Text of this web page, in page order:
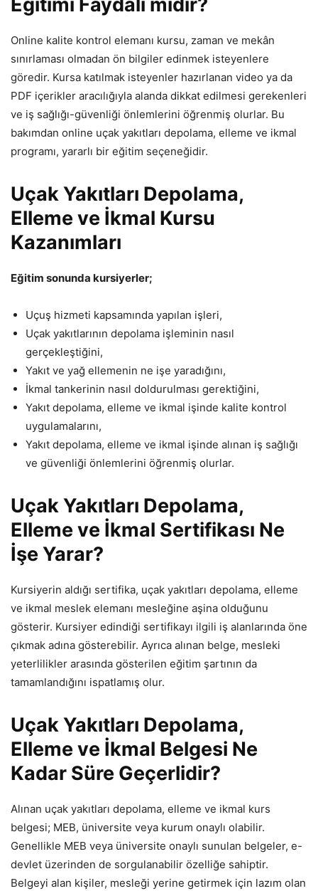
Eğitimi Faydalı mıdır?
Online kalite kontrol elemanı kursu, zaman ve mekân
sınırlaması olmadan ön bilgiler edinmek isteyenlere
göredir. Kursa katılmak isteyenler hazırlanan video ya da
PDF içerikler aracılığıyla alanda dikkat edilmesi gerekenleri
ve iş sağlığı-güvenliği önlemlerini öğrenmiş olurlar. Bu
bakımdan online uçak yakıtları depolama, elleme ve ikmal
programı, yararlı bir eğitim seçeneğidir.
Uçak Yakıtları Depolama,
Elleme ve İkmal Kursu
Kazanımları
Eğitim sonunda kursiyerler;
Uçuş hizmeti kapsamında yapılan işleri,
Uçak yakıtlarının depolama işleminin nasıl
gerçekleştiğini,
Yakıt ve yağ ellemenin ne işe yaradığını,
İkmal tankerinin nasıl doldurulması gerektiğini,
Yakıt depolama, elleme ve ikmal işinde kalite kontrol
uygulamalarını,
Yakıt depolama, elleme ve ikmal işinde alınan iş sağlığı
ve güvenliği önlemlerini öğrenmiş olurlar.
Uçak Yakıtları Depolama,
Elleme ve İkmal Sertifikası Ne
İşe Yarar?
Kursiyerin aldığı sertifika, uçak yakıtları depolama, elleme
ve ikmal meslek elemanı mesleğine aşina olduğunu
gösterir. Kursiyer edindiği sertifikayı ilgili iş alanlarında öne
çıkmak adına gösterebilir. Ayrıca alınan belge, mesleki
yeterlilikler arasında gösterilen eğitim şartının da
tamamlandığını ispatlamış olur.
Uçak Yakıtları Depolama,
Elleme ve İkmal Belgesi Ne
Kadar Süre Geçerlidir?
Alınan uçak yakıtları depolama, elleme ve ikmal kurs
belgesi; MEB, üniversite veya kurum onaylı olabilir.
Genellikle MEB veya üniversite onaylı sunulan belgeler, e-
devlet üzerinden de sorgulanabilir özelliğe sahiptir.
Belgeyi alan kişiler, mesleği yerine getirmek için lazım olan